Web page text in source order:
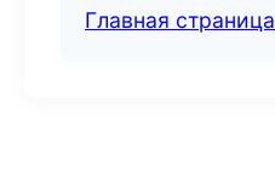
Главная страница